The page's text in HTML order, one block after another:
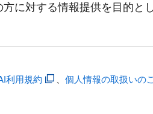
に対する情報提供を目的と
利用規約 、個人情報の取扱いの